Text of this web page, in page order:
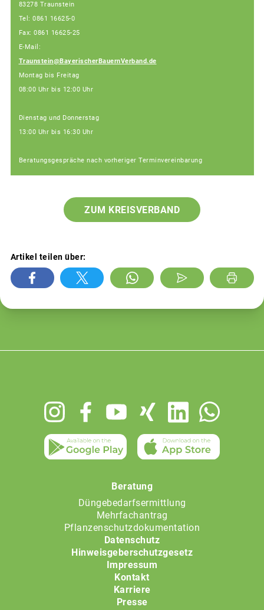
83278 Traunstein
Tel: 0861 16625-0
Fax: 0861 16625-25
E-Mail:
Traunstein@BayerischerBauernVerband.de
Montag bis Freitag
08:00 Uhr bis 12:00 Uhr
Dienstag und Donnerstag
13:00 Uhr bis 16:30 Uhr
Beratungsgespräche nach vorheriger Terminvereinbarung
ZUM KREISVERBAND
Artikel teilen über:
Beratung
Düngebedarfsermittlung
Mehrfachantrag
Pflanzenschutzdokumentation
Datenschutz
Hinweisgeberschutzgesetz
Impressum
Kontakt
Karriere
Presse